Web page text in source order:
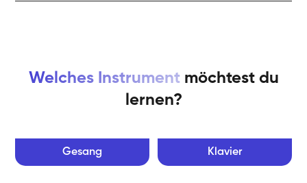
Welches Instrument möchtest du
lernen?
Gesang Klavier